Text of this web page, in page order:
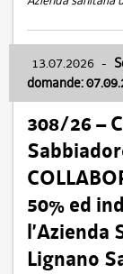
13.07.2026 -
domande:
308/26 –
50% ed
l’Azienda
Lignano